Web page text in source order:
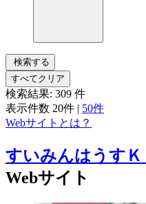
検索する
すべてクリア
検索結果: 309 件
表示件数 20件 | 50件
Webサイトとは？
すいみんはうすＫ
Webサイト